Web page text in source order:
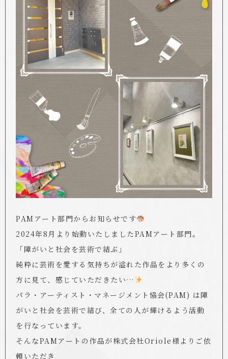
PAMアート部門からお知らせです
2024年8月より始動いたしましたPAMアート部門。
「障がいと社会を芸術で結ぶ」
純粋に芸術を愛する気持ちが溢れた作品をより多くの
方に見て、感じていただきたい…
パラ・アーティスト・マネージメント協会(PAM) は障
がいと社会を芸術で結び、全ての人が輝けるよう活動
を行なっています。
そんなPAMアートの作品が株式会社Oriole様よりご依
頼いただき